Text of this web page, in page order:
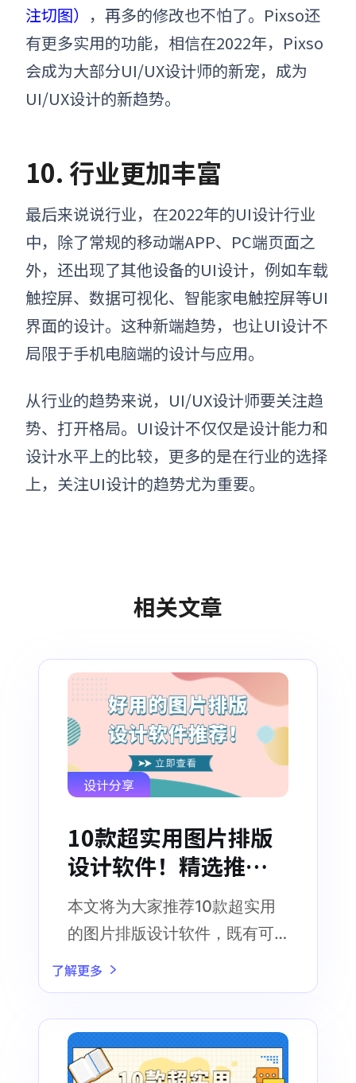
注切图） ， 再多的修改也不怕了。Pixso还
有更多实用的功能，相信在2022年，Pixso
会成为大部分UI/UX设计师的新宠，成为
UI/UX设计的新趋势。
10. 行业更加丰富
最后来说说行业，在2022年的UI设计行业
中，除了常规的移动端APP、PC端页面之
外，还出现了其他设备的UI设计， 例如车载
触控屏、数据可视化、智能家电触控屏等UI
界面的设计。这种新端趋势，也让UI设计不
局限于手机电脑端的设计与应用。
从行业的趋势来说，UI/UX设计师要关注趋
势、打开格局。UI设计不仅仅是设计能力和
设计水平上的比较，更多的是在行业的选择
上，关注UI设计的趋势尤为重要。
相关文章
设计分享
10款超实用图片排版
设计软件！精选推
荐！
本文将为大家推荐10款超实用
的图片排版设计软件，既有可
简单上手的在线设计工具，也
计工具
了解更多